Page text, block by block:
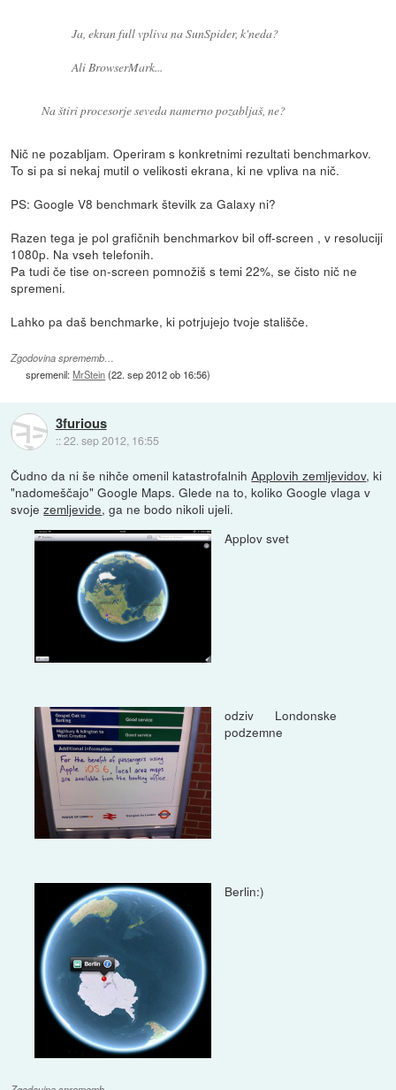
Ja, ekran full vpliva na SunSpider, k'neda?
Ali BrowserMark...
Na štiri procesorje seveda namerno pozabljaš, ne?
Nič ne pozabljam. Operiram s konkretnimi rezultati benchmarkov.
To si pa si nekaj mutil o velikosti ekrana, ki ne vpliva na nič.
PS: Google V8 benchmark številk za Galaxy ni?
Razen tega je pol grafičnih benchmarkov bil off-screen , v resoluciji
1080p. Na vseh telefonih.
Pa tudi če tise on-screen pomnožiš s temi 22%, se čisto nič ne
spremeni.
Lahko pa daš benchmarke, ki potrjujejo tvoje stališče.
Zgodovina sprememb…
spremenil:MrStein(22. sep 2012 ob 16:56)
3furious
::22. sep 2012, 16:55
Čudno da ni še nihče omenil katastrofalnihApplovih zemljevidov, ki
"nadomeščajo" Google Maps. Glede na to, koliko Google vlaga v
svojezemljevide, ga ne bodo nikoli ujeli.
Applov svet
odziv Londonske
podzemne
Berlin:)